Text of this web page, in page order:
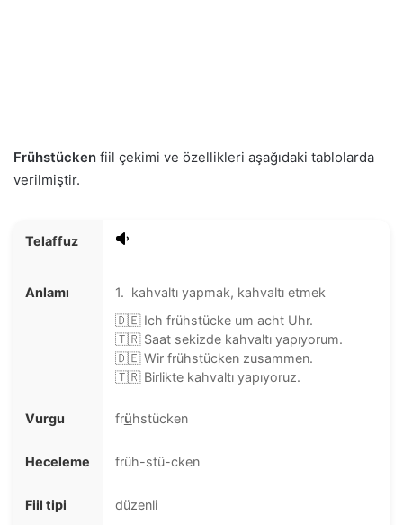
Frühstücken fiil çekimi ve özellikleri aşağıdaki tablolarda
verilmiştir.
Telaffuz
Anlamı
1. kahvaltı yapmak, kahvaltı etmek
🇩🇪 Ich frühstücke um acht Uhr.
🇹🇷 Saat sekizde kahvaltı yapıyorum.
🇩🇪 Wir frühstücken zusammen.
🇹🇷 Birlikte kahvaltı yapıyoruz.
Vurgu frühstücken
Heceleme früh-stü-cken
Fiil tipi düzenli